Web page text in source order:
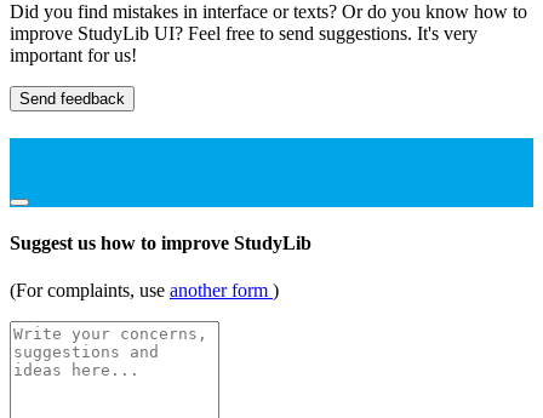
Did you find mistakes in interface or texts? Or do you know how to
improve StudyLib UI? Feel free to send suggestions. It's very
important for us!
Send feedback
Suggest us how to improve StudyLib
(For complaints, use another form )